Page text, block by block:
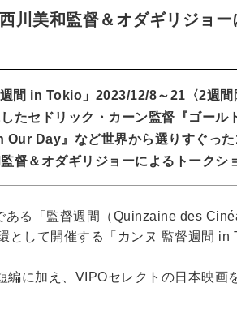
川美和監督＆オダギリジョ
間 in Tokio」2023/12/8～21〈2週間
たセドリック・カーン監督『ゴール
Our Day』など世界から選りすぐっ
督＆オダギリジョーによるトークシ
る「監督週間（Quinzaine des
して開催する「カンヌ 監督週間 in
に加え、VIPOセレクトの日本映画